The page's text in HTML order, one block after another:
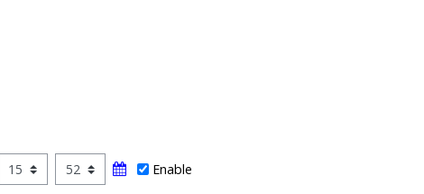
Minute Enable